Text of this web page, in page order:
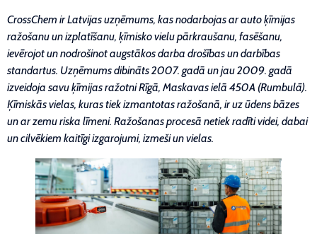
CrossChem ir Latvijas uzņēmums, kas nodarbojas ar auto ķīmijas
ražošanu un izplatīšanu, ķīmisko vielu pārkraušanu, fasēšanu,
ievērojot un nodrošinot augstākos darba drošības un darbības
standartus. Uzņēmums dibināts 2007. gadā un jau 2009. gadā
izveidoja savu ķīmijas ražotni Rīgā, Maskavas ielā 450A (Rumbulā).
Ķīmiskās vielas, kuras tiek izmantotas ražošanā, ir uz ūdens bāzes
un ar zemu riska līmeni. Ražošanas procesā netiek radīti videi, dabai
un cilvēkiem kaitīgi izgarojumi, izmeši un vielas.